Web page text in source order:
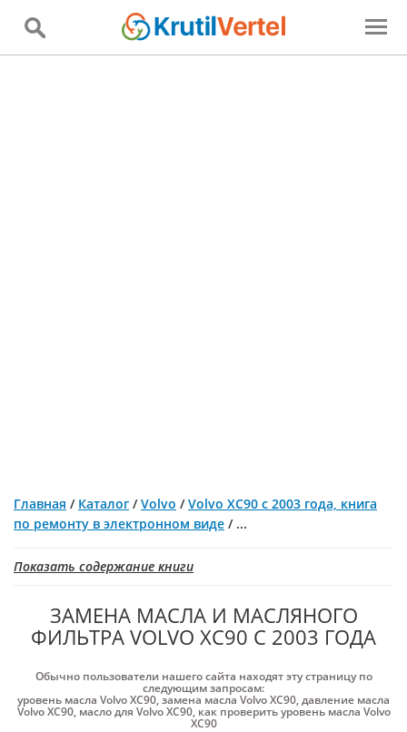
Главная / Каталог /Volvo /Volvo XC90 с 2003 года, книга
по ремонту в электронном виде / ...
Показать содержание книги
ЗАМЕНА МАСЛА И МАСЛЯНОГО
ФИЛЬТРА VOLVO XC90 С 2003 ГОДА
Обычно пользователи нашего сайта находят эту страницу по
следующим запросам:
уровень масла Volvo XC90,замена масла Volvo XC90,давление масла
Volvo XC90, масло для Volvo XC90, как проверить уровень масла Volvo
XC90